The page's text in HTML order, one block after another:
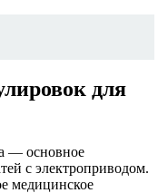
для
— основное
с электроприводом.
медицинское